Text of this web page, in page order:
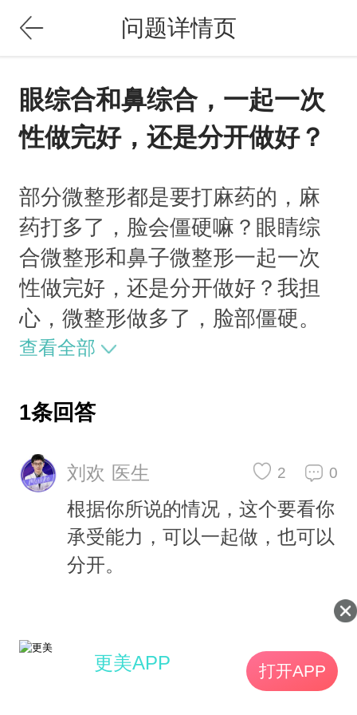
问题详情页
眼综合和鼻综合，一起一次
性做完好，还是分开做好？
部分微整形都是要打麻药的，麻
药打多了，脸会僵硬嘛？眼睛综
合微整形和鼻子微整形一起一次
性做完好，还是分开做好？我担
心，微整形做多了，脸部僵硬。
查看全部
1条回答
刘欢 医生 0
2
根据你所说的情况，这个要看你
承受能力，可以一起做，也可以
分开。
更美APP 打开APP